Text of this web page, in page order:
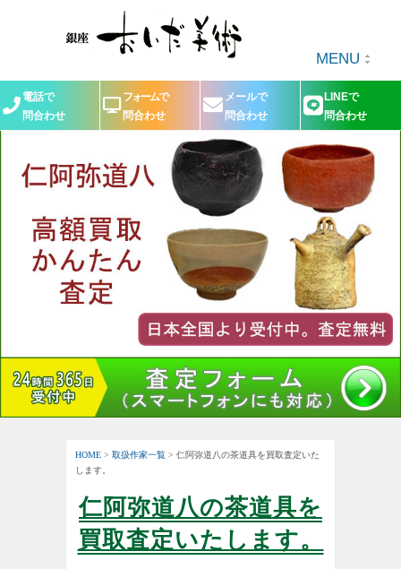
MENU
電話で
問合わせ
フォームで
問合わせ
メールで
問合わせ
LINEで
問合わせ
HOME > 取扱作家一覧 > 仁阿弥道八の茶道具を買取査定いた
します。
仁阿弥道八の茶道具を
買取査定いたします。